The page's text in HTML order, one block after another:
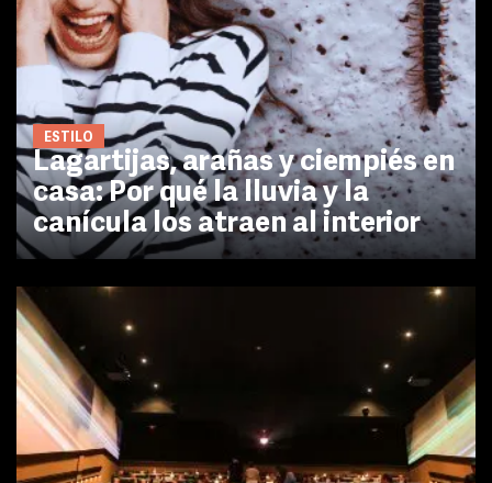
ESTILO
Lagartijas, arañas y ciempiés en
casa: Por qué la lluvia y la
canícula los atraen al interior